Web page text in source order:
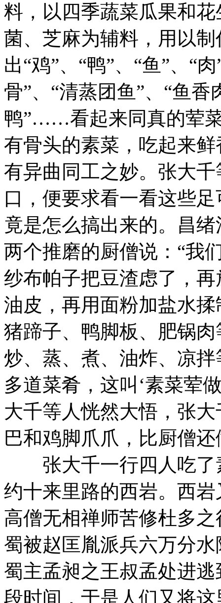
料，以四季蔬菜瓜果和
菌、芝麻为辅料，用以制
出“鸡”、“鸭”、“鱼”、“
骨”、“清蒸团鱼”、“鱼香
鸭”……看起来同真的荤
有骨头的素菜，吃起来
有异曲同工之妙。张大
口，便要求看一看这些
竟是怎么搞出来的。昌
两个推磨的厨僧说：“我
纱布帕子把豆渣虑了，
油皮，再用面粉加盐水
猪蹄子、鸭脚板、肥锅
炒、蒸、煮、油炸、凉
多道菜肴，这叫‘素菜荤
大千等人恍然大悟，张
巴和鸡脚爪爪，比厨僧
张大千一行四人吃了
约十来里路的西岩。西
高僧无相禅师苦修杜多
蜀被赵匡胤派兵六万分
蜀主孟昶之王叔孟处进
段时间，于是人们又将